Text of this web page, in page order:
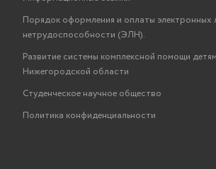
Порядок оформления и оплаты электронных
нетрудоспособности (ЭЛН).
Развитие системы комплексной помощи
Нижегородской области
Студенческое научное общество
Политика конфиденциальности